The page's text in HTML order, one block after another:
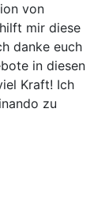
von
mir diese
danke euch
in diesen
Kraft! Ich
zu